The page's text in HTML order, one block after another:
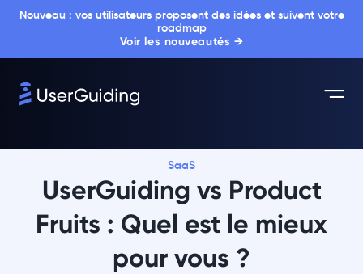
Nouveau : vos utilisateurs proposent des idées et suivent votre
roadmap
Voir les nouveautés →
SaaS
UserGuiding vs Product
Fruits : Quel est le mieux
pour vous ?